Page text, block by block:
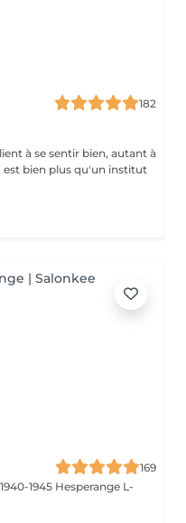
182
à se sentir bien, autant à
est bien plus qu'un institut
169
1945 Hesperange L-